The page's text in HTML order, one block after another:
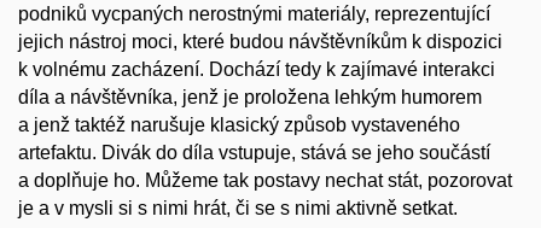
podniků vycpaných nerostnými materiály, reprezentující
jejich nástroj moci, které budou návštěvníkům k dispozici
k volnému zacházení. Dochází tedy k zajímavé interakci
díla a návštěvníka, jenž je proložena lehkým humorem
a jenž taktéž narušuje klasický způsob vystaveného
artefaktu. Divák do díla vstupuje, stává se jeho součástí
a doplňuje ho. Můžeme tak postavy nechat stát, pozorovat
je a v mysli si s nimi hrát, či se s nimi aktivně setkat.